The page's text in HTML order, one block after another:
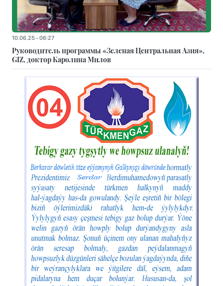
10.06.25 - 06:27
Руководитель программы «Зеленая Центральная Азия»,
GIZ, доктор Каролина Милов